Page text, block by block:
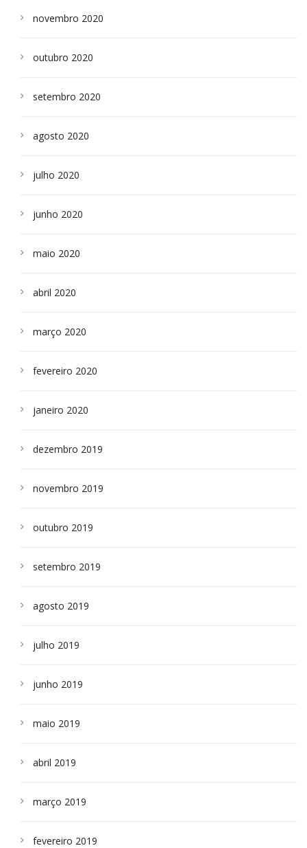
novembro 2020
outubro 2020
setembro 2020
agosto 2020
julho 2020
junho 2020
maio 2020
abril 2020
março 2020
fevereiro 2020
janeiro 2020
dezembro 2019
novembro 2019
outubro 2019
setembro 2019
agosto 2019
julho 2019
junho 2019
maio 2019
abril 2019
março 2019
fevereiro 2019